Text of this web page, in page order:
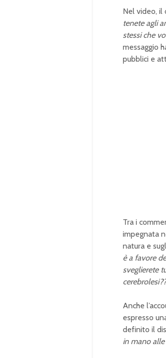
Nel video, il
tenete agli
stessi che
messaggio
pubblici e
Tra i
impegnata
natura e
è a favore
sveglierete
Anche
espresso
definito il
in mano